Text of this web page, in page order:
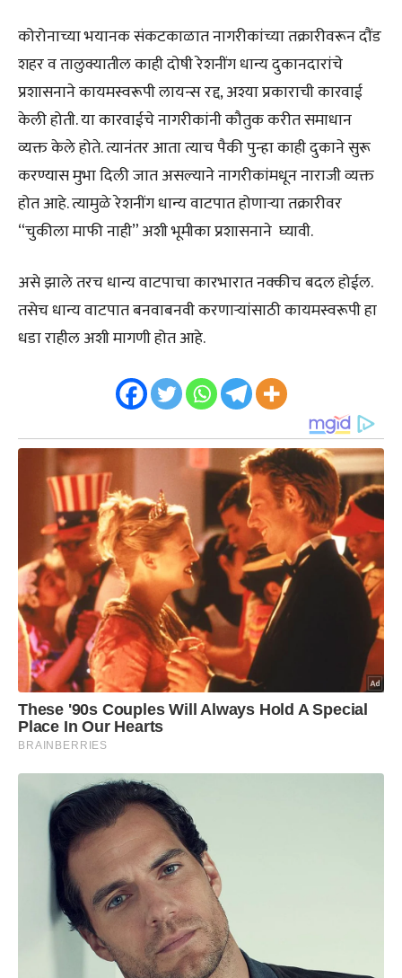
कोरोनाच्या भयानक संकटकाळात नागरीकांच्या तक्रारीवरून दौंड
शहर व तालुक्यातील काही दोषी रेशनींग धान्य दुकानदारांचे
प्रशासनाने कायमस्वरूपी लायन्स रद्द, अश्या प्रकाराची कारवाई
केली होती. या कारवाईचे नागरीकांनी कौतुक करीत समाधान
व्यक्त केले होते. त्यानंतर आता त्याच पैकी पुन्हा काही दुकाने सुरू
करण्यास मुभा दिली जात असल्याने नागरीकांमधून नाराजी व्यक्त
होत आहे. त्यामुळे रेशनींग धान्य वाटपात होणाऱ्या तक्रारीवर
“चुकीला माफी नाही” अशी भूमीका प्रशासनाने घ्यावी.
असे झाले तरच धान्य वाटपाचा कारभारात नक्कीच बदल होईल.
तसेच धान्य वाटपात बनवाबनवी करणाऱ्यांसाठी कायमस्वरूपी हा
धडा राहील अशी मागणी होत आहे.